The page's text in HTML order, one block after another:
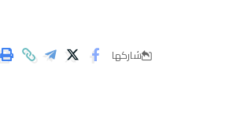
شاركها